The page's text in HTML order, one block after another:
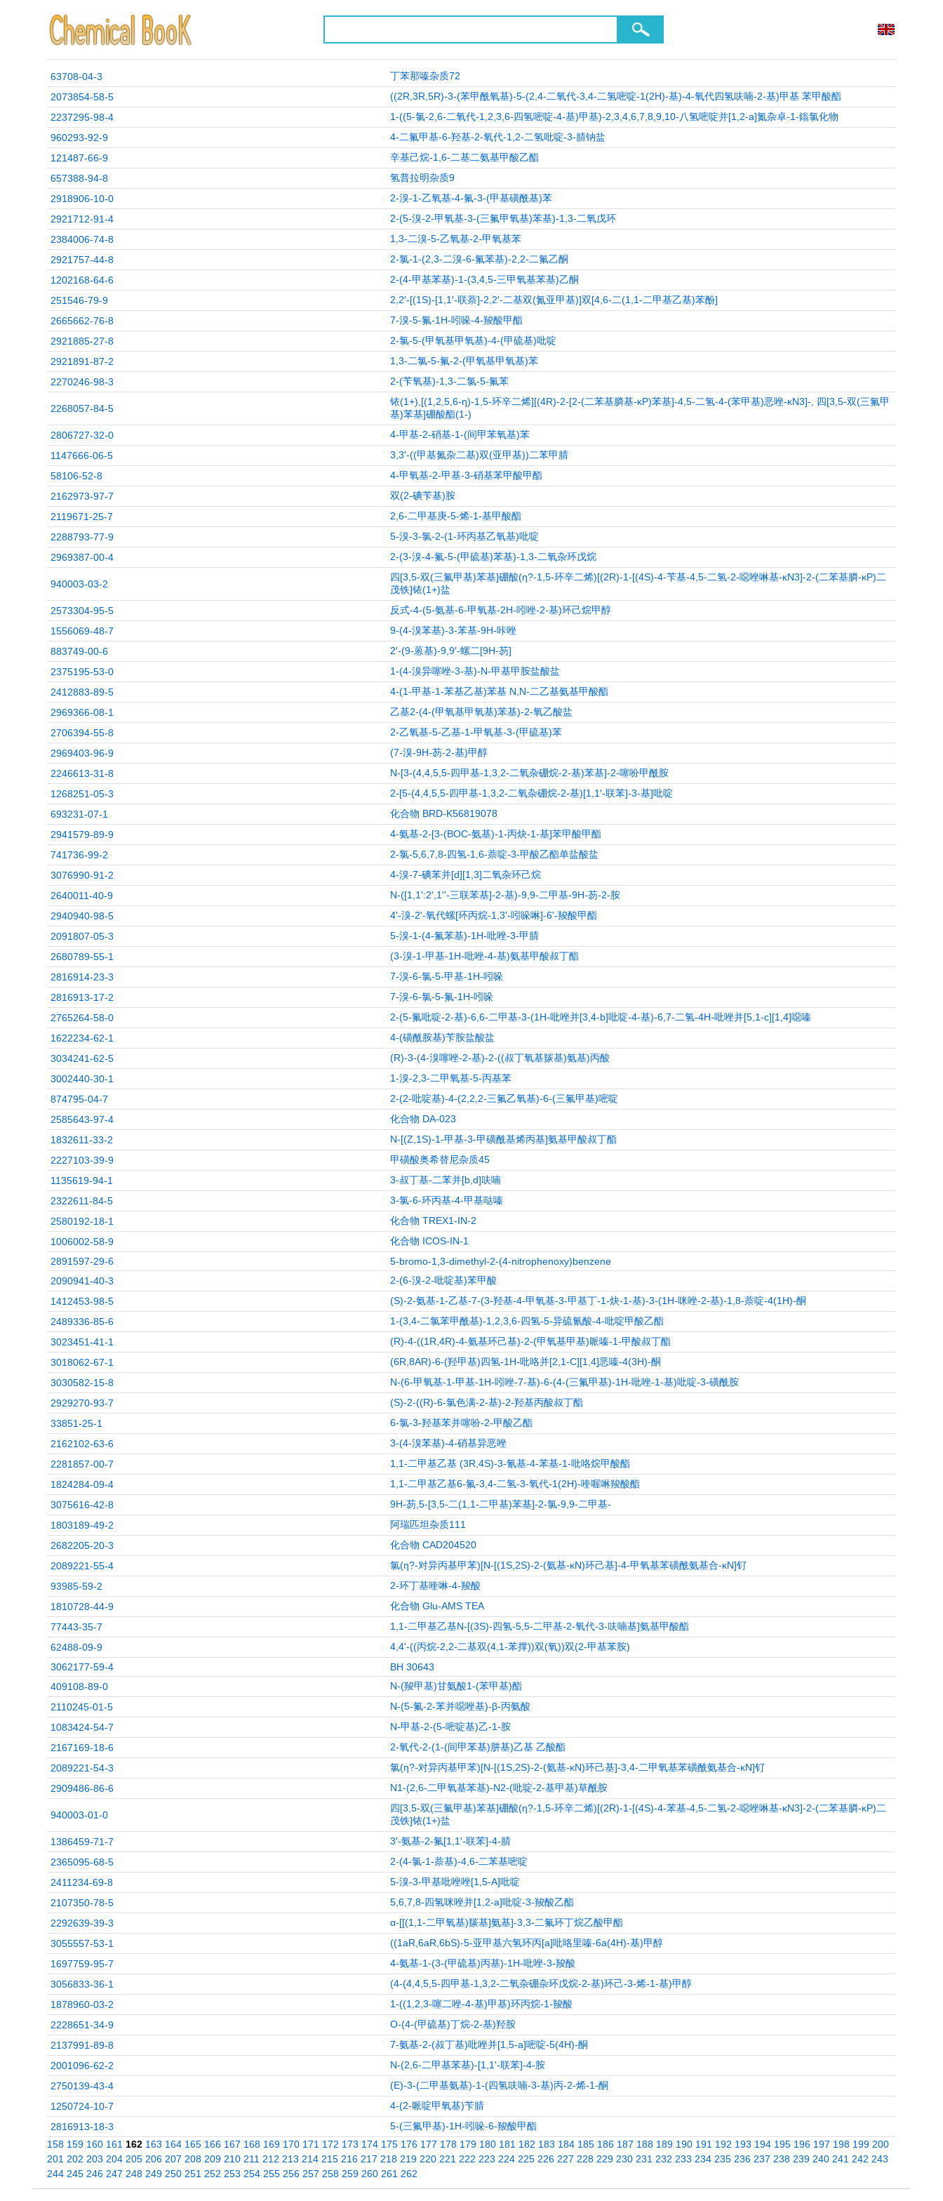
63708-04-3
丁苯那嗪杂质72
2073854-58-5
((2R,3R,5R)-3-(苯甲酰氧基)-5-(2,4-二氧代-3,4-二氢嘧啶-1(2H)-基)-4-氧代四氢呋喃-2-基)甲基 苯甲酸酯
2237295-98-4
1-((5-氯-2,6-二氧代-1,2,3,6-四氢嘧啶-4-基)甲基)-2,3,4,6,7,8,9,10-八氢嘧啶并[1,2-a]氮杂卓-1-鎓氯化物
960293-92-9
4-二氟甲基-6-羟基-2-氧代-1,2-二氢吡啶-3-腈钠盐
121487-66-9
辛基己烷-1,6-二基二氨基甲酸乙酯
657388-94-8
氢普拉明杂质9
2918906-10-0
2-溴-1-乙氧基-4-氟-3-(甲基磺酰基)苯
2921712-91-4
2-(5-溴-2-甲氧基-3-(三氟甲氧基)苯基)-1,3-二氧戊环
2384006-74-8
1,3-二溴-5-乙氧基-2-甲氧基苯
2921757-44-8
2-氯-1-(2,3-二溴-6-氟苯基)-2,2-二氟乙酮
1202168-64-6
2-(4-甲基苯基)-1-(3,4,5-三甲氧基苯基)乙酮
251546-79-9
2,2′-[(1S)-[1,1′-联萘]-2,2′-二基双(氮亚甲基)]双[4,6-二(1,1-二甲基乙基)苯酚]
2665662-76-8
7-溴-5-氟-1H-吲哚-4-羧酸甲酯
2921885-27-8
2-氯-5-(甲氧基甲氧基)-4-(甲硫基)吡啶
2921891-87-2
1,3-二氯-5-氟-2-(甲氧基甲氧基)苯
2270246-98-3
2-(苄氧基)-1,3-二氯-5-氟苯
2268057-84-5
铱(1+),[(1,2,5,6-η)-1,5-环辛二烯][(4R)-2-[2-(二苯基膦基-κP)苯基]-4,5-二氢-4-(苯甲基)恶唑-κN3]-, 四[3,5-双(三氟甲
基)苯基]硼酸酯(1-)
2806727-32-0
4-甲基-2-硝基-1-(间甲苯氧基)苯
1147666-06-5
3,3'-((甲基氮杂二基)双(亚甲基))二苯甲腈
58106-52-8
4-甲氧基-2-甲基-3-硝基苯甲酸甲酯
2162973-97-7
双(2-碘苄基)胺
2119671-25-7
2,6-二甲基庚-5-烯-1-基甲酸酯
2288793-77-9
5-溴-3-氯-2-(1-环丙基乙氧基)吡啶
2969387-00-4
2-(3-溴-4-氟-5-(甲硫基)苯基)-1,3-二氧杂环戊烷
940003-03-2
四[3,5-双(三氟甲基)苯基]硼酸(η?-1,5-环辛二烯)[(2R)-1-[(4S)-4-苄基-4,5-二氢-2-噁唑啉基-κN3]-2-(二苯基膦-κP)二
茂铁]铱(1+)盐
2573304-95-5
反式-4-(5-氨基-6-甲氧基-2H-吲唑-2-基)环己烷甲醇
1556069-48-7
9-(4-溴苯基)-3-苯基-9H-咔唑
883749-00-6
2′-(9-蒽基)-9,9′-螺二[9H-芴]
2375195-53-0
1-(4-溴异噻唑-3-基)-N-甲基甲胺盐酸盐
2412883-89-5
4-(1-甲基-1-苯基乙基)苯基 N,N-二乙基氨基甲酸酯
2969366-08-1
乙基2-(4-(甲氧基甲氧基)苯基)-2-氧乙酸盐
2706394-55-8
2-乙氧基-5-乙基-1-甲氧基-3-(甲硫基)苯
2969403-96-9
(7-溴-9H-芴-2-基)甲醇
2246613-31-8
N-[3-(4,4,5,5-四甲基-1,3,2-二氧杂硼烷-2-基)苯基]-2-噻吩甲酰胺
1268251-05-3
2-[5-(4,4,5,5-四甲基-1,3,2-二氧杂硼烷-2-基)[1,1′-联苯]-3-基]吡啶
693231-07-1
化合物 BRD-K56819078
2941579-89-9
4-氨基-2-[3-(BOC-氨基)-1-丙炔-1-基]苯甲酸甲酯
741736-99-2
2-氯-5,6,7,8-四氢-1,6-萘啶-3-甲酸乙酯单盐酸盐
3076990-91-2
4-溴-7-碘苯并[d][1,3]二氧杂环己烷
2640011-40-9
N-([1,1':2',1''-三联苯基]-2-基)-9,9-二甲基-9H-芴-2-胺
2940940-98-5
4'-溴-2'-氧代螺[环丙烷-1,3'-吲哚啉]-6'-羧酸甲酯
2091807-05-3
5-溴-1-(4-氟苯基)-1H-吡唑-3-甲腈
2680789-55-1
(3-溴-1-甲基-1H-吡唑-4-基)氨基甲酸叔丁酯
2816914-23-3
7-溴-6-氯-5-甲基-1H-吲哚
2816913-17-2
7-溴-6-氯-5-氟-1H-吲哚
2765264-58-0
2-(5-氟吡啶-2-基)-6,6-二甲基-3-(1H-吡唑并[3,4-b]吡啶-4-基)-6,7-二氢-4H-吡唑并[5,1-c][1,4]噁嗪
1622234-62-1
4-(磺酰胺基)苄胺盐酸盐
3034241-62-5
(R)-3-(4-溴噻唑-2-基)-2-((叔丁氧基羰基)氨基)丙酸
3002440-30-1
1-溴-2,3-二甲氧基-5-丙基苯
874795-04-7
2-(2-吡啶基)-4-(2,2,2-三氟乙氧基)-6-(三氟甲基)嘧啶
2585643-97-4
化合物 DA-023
1832611-33-2
N-[(Z,1S)-1-甲基-3-甲磺酰基烯丙基]氨基甲酸叔丁酯
2227103-39-9
甲磺酸奥希替尼杂质45
1135619-94-1
3-叔丁基-二苯并[b,d]呋喃
2322611-84-5
3-氯-6-环丙基-4-甲基哒嗪
2580192-18-1
化合物 TREX1-IN-2
1006002-58-9
化合物 ICOS-IN-1
2891597-29-6
5-bromo-1,3-dimethyl-2-(4-nitrophenoxy)benzene
2090941-40-3
2-(6-溴-2-吡啶基)苯甲酸
1412453-98-5
(S)-2-氨基-1-乙基-7-(3-羟基-4-甲氧基-3-甲基丁-1-炔-1-基)-3-(1H-咪唑-2-基)-1,8-萘啶-4(1H)-酮
2489336-85-6
1-(3,4-二氯苯甲酰基)-1,2,3,6-四氢-5-异硫氰酸-4-吡啶甲酸乙酯
3023451-41-1
(R)-4-((1R,4R)-4-氨基环己基)-2-(甲氧基甲基)哌嗪-1-甲酸叔丁酯
3018062-67-1
(6R,8AR)-6-(羟甲基)四氢-1H-吡咯并[2,1-C][1,4]恶嗪-4(3H)-酮
3030582-15-8
N-(6-甲氧基-1-甲基-1H-吲唑-7-基)-6-(4-(三氟甲基)-1H-吡唑-1-基)吡啶-3-磺酰胺
2929270-93-7
(S)-2-((R)-6-氯色满-2-基)-2-羟基丙酸叔丁酯
33851-25-1
6-氯-3-羟基苯并噻吩-2-甲酸乙酯
2162102-63-6
3-(4-溴苯基)-4-硝基异恶唑
2281857-00-7
1,1-二甲基乙基 (3R,4S)-3-氰基-4-苯基-1-吡咯烷甲酸酯
1824284-09-4
1,1-二甲基乙基6-氟-3,4-二氢-3-氧代-1(2H)-喹喔啉羧酸酯
3075616-42-8
9H-芴,5-[3,5-二(1,1-二甲基)苯基]-2-氯-9,9-二甲基-
1803189-49-2
阿瑞匹坦杂质111
2682205-20-3
化合物 CAD204520
2089221-55-4
氯(η?-对异丙基甲苯)[N-[(1S,2S)-2-(氨基-κN)环己基]-4-甲氧基苯磺酰氨基合-κN]钌
93985-59-2
2-环丁基喹啉-4-羧酸
1810728-44-9
化合物 Glu-AMS TEA
77443-35-7
1,1-二甲基乙基N-[(3S)-四氢-5,5-二甲基-2-氧代-3-呋喃基]氨基甲酸酯
62488-09-9
4,4'-((丙烷-2,2-二基双(4,1-苯撑))双(氧))双(2-甲基苯胺)
3062177-59-4
BH 30643
409108-89-0
N-(羧甲基)甘氨酸1-(苯甲基)酯
2110245-01-5
N-(5-氟-2-苯并噁唑基)-β-丙氨酸
1083424-54-7
N-甲基-2-(5-嘧啶基)乙-1-胺
2167169-18-6
2-氧代-2-(1-(间甲苯基)肼基)乙基 乙酸酯
2089221-54-3
氯(η?-对异丙基甲苯)[N-[(1S,2S)-2-(氨基-κN)环己基]-3,4-二甲氧基苯磺酰氨基合-κN]钌
2909486-86-6
N1-(2,6-二甲氧基苯基)-N2-(吡啶-2-基甲基)草酰胺
940003-01-0
四[3,5-双(三氟甲基)苯基]硼酸(η?-1,5-环辛二烯)[(2R)-1-[(4S)-4-苯基-4,5-二氢-2-噁唑啉基-κN3]-2-(二苯基膦-κP)二
茂铁]铱(1+)盐
1386459-71-7
3′-氨基-2-氟[1,1′-联苯]-4-腈
2365095-68-5
2-(4-氯-1-萘基)-4,6-二苯基嘧啶
2411234-69-8
5-溴-3-甲基吡唑唑[1,5-A]吡啶
2107350-78-5
5,6,7,8-四氢咪唑并[1,2-a]吡啶-3-羧酸乙酯
2292639-39-3
α-[[(1,1-二甲氧基)羰基]氨基]-3,3-二氟环丁烷乙酸甲酯
3055557-53-1
((1aR,6aR,6bS)-5-亚甲基六氢环丙[a]吡咯里嗪-6a(4H)-基)甲醇
1697759-95-7
4-氨基-1-(3-(甲硫基)丙基)-1H-吡唑-3-羧酸
3056833-36-1
(4-(4,4,5,5-四甲基-1,3,2-二氧杂硼杂环戊烷-2-基)环己-3-烯-1-基)甲醇
1878960-03-2
1-((1,2,3-噻二唑-4-基)甲基)环丙烷-1-羧酸
2228651-34-9
O-(4-(甲硫基)丁烷-2-基)羟胺
2137991-89-8
7-氨基-2-(叔丁基)吡唑并[1,5-a]嘧啶-5(4H)-酮
2001096-62-2
N-(2,6-二甲基苯基)-[1,1'-联苯]-4-胺
2750139-43-4
(E)-3-(二甲基氨基)-1-(四氢呋喃-3-基)丙-2-烯-1-酮
1250724-10-7
4-(2-哌啶甲氧基)苄腈
2816913-18-3
5-(三氟甲基)-1H-吲哚-6-羧酸甲酯
158 159 160 161 162 163 164 165 166 167 168 169 170 171 172 173 174 175 176 177 178 179 180 181 182 183 184 185 186 187 188 189 190 191 192 193 194 195 196 197 198 199 200
201 202 203 204 205 206 207 208 209 210 211 212 213 214 215 216 217 218 219 220 221 222 223 224 225 226 227 228 229 230 231 232 233 234 235 236 237 238 239 240 241 242 243
244 245 246 247 248 249 250 251 252 253 254 255 256 257 258 259 260 261 262